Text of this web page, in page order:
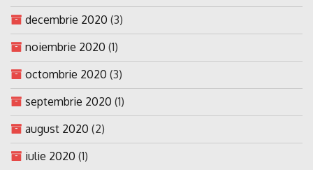
decembrie 2020 (3)
noiembrie 2020 (1)
octombrie 2020 (3)
septembrie 2020 (1)
august 2020 (2)
iulie 2020 (1)